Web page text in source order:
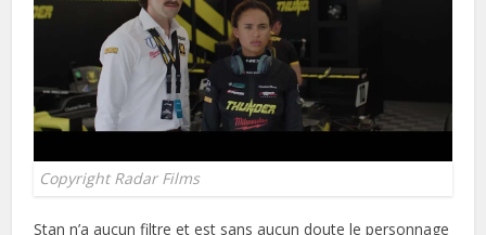
Copyright Radar Films
Stan n’a aucun filtre et est sans aucun doute le personnage